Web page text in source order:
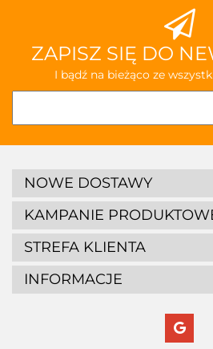
ZAPISZ SIĘ DO
I bądź na bieżąco ze
NOWE DOSTAWY
KAMPANIE
STREFA KLIENTA
INFORMACJE